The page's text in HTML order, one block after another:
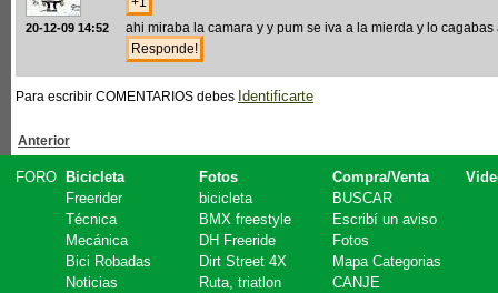
20-12-09 14:52 ahi miraba la camara y y pum se iva a la mierda y lo cagabas
Para escribir COMENTARIOS debes Identificarte
Anterior
FORO
Bicicleta
Freerider
Técnica
Mecánica
Bici Robadas
Noticias
Fotos
bicicleta
BMX freestyle
DH Freeride
Dirt Street 4X
Ruta, triatlon
Compra/Venta
BUSCAR
Escribí un aviso
Fotos
Mapa Categorias
CANJE